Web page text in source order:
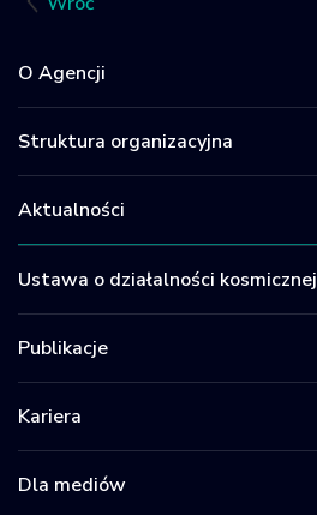
O Agencji
Struktura organizacyjna
Aktualności
Ustawa o działalności kosmicznej
Publikacje
Kariera
Dla mediów